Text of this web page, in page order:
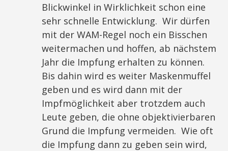
Blickwinkel in Wirklichkeit schon eine
sehr schnelle Entwicklung. Wir dürfen
mit der WAM-Regel noch ein Bisschen
weitermachen und hoffen, ab nächstem
Jahr die Impfung erhalten zu können.
Bis dahin wird es weiter Maskenmuffel
geben und es wird dann mit der
Impfmöglichkeit aber trotzdem auch
Leute geben, die ohne objektivierbaren
Grund die Impfung vermeiden. Wie oft
die Impfung dann zu geben sein wird,